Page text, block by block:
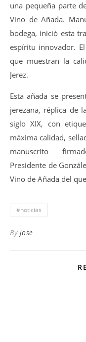
una pequeña parte
Vino de Añada.
bodega, inició esta
espíritu innovador.
que muestran la
Jerez.
Esta añada se
jerezana, réplica de
siglo XIX, con
máxima calidad,
manuscrito
Presidente de
Vino de Añada del
#noticias
By jose